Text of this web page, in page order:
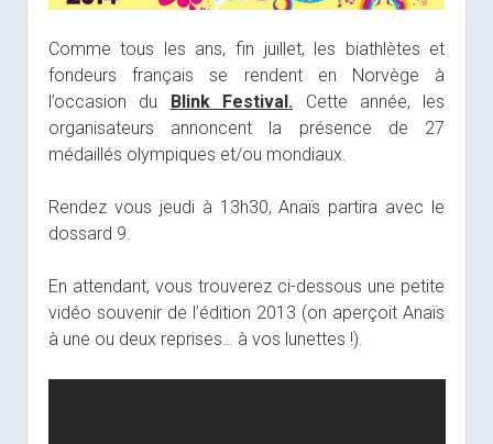
Comme tous les ans, fin juillet, les biathlètes et
fondeurs français se rendent en Norvège à
l’occasion du
Blink Festival. Cette année, les
organisateurs annoncent la présence de 27
médaillés olympiques et/ou mondiaux.
Rendez vous jeudi à 13h30, Anaïs partira avec le
dossard 9.
En attendant, vous trouverez ci-dessous une petite
vidéo souvenir de l’édition 2013 (on aperçoit Anaïs
à une ou deux reprises… à vos lunettes !).